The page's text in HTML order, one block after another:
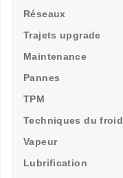
Réseaux
Trajets upgrade
Maintenance
Pannes
TPM
Techniques du froid
Vapeur
Lubrification